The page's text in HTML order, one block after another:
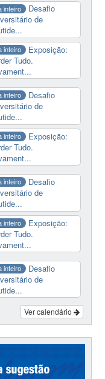
inteiro
Desafio
de
inteiro
Exposição:
Tudo.
inteiro
Desafio
de
inteiro
Exposição:
Tudo.
inteiro
Desafio
de
inteiro
Exposição:
Tudo.
inteiro
Desafio
de
Ver calendário